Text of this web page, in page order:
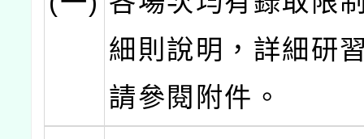
細則說明，詳細研
請參閱附件。